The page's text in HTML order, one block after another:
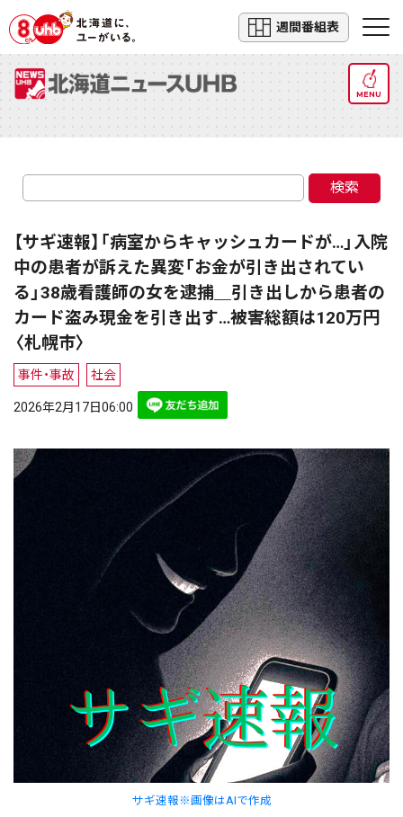
週間番組表
MENU
検索
【サギ速報】「病室からキャッシュカードが…」入院
中の患者が訴えた異変「お金が引き出されてい
る」38歳看護師の女を逮捕＿引き出しから患者の
カード盗み現金を引き出す…被害総額は120万円
〈札幌市〉
事件・事故 社会
2026年2月17日06:00
サギ速報※画像はAIで作成